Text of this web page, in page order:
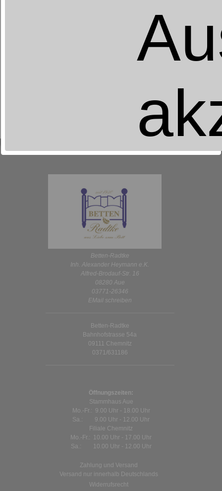
Kissen 85% Federn/15% Daunen
Betten-Radtke
Inh. Alexander Heymann e.K.
Alfred-Brodauf-Str. 16
08280 Aue
03771-26346
EMail schreiben
Betten-Radtke
Bahnhofstrasse 54a
09111 Chemnitz
0371/631186
Öffnungszeiten:
Stammhaus Aue
Mo.-Fr.: 9.00 Uhr - 18.00 Uhr
Sa.: 9.00 Uhr - 12.00 Uhr
Filiale Chemnitz
Mo.-Fr.: 10.00 Uhr - 17.00 Uhr
Sa.: 10.00 Uhr - 12.00 Uhr
Zahlung und Versand
Versand nur innerhalb Deutschlands
Widerrufsrecht